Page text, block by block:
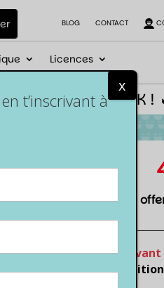
BLOG CONTACT
Licences
code NEWGEEK !
Livraison
Commande
t’inscrivant à
x